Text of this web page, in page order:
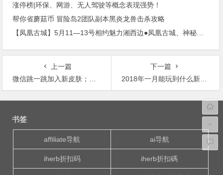
涨停榜|环保、网游、无人驾驶等概念表现强势！
帮你省蘑菇币 冒险岛2团队副本黑炎龙兽击杀攻略
上一篇
微信跳一跳加入新皮肤；微信新上线20款小游戏；苹果关闭 iOS 11.2.6 验证通道；
下一篇
2018年一月能玩到什么新游戏？
文
书签
affiliate导航 ai导航
iherb折扣码 iherb折扣碼